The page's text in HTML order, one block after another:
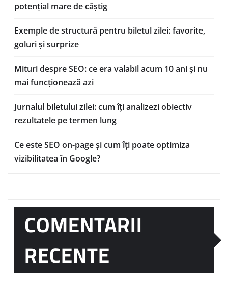
potențial mare de câștig
Exemple de structură pentru biletul zilei: favorite,
goluri și surprize
Mituri despre SEO: ce era valabil acum 10 ani și nu
mai funcționează azi
Jurnalul biletului zilei: cum îți analizezi obiectiv
rezultatele pe termen lung
Ce este SEO on-page și cum îți poate optimiza
vizibilitatea în Google?
COMENTARII
RECENTE